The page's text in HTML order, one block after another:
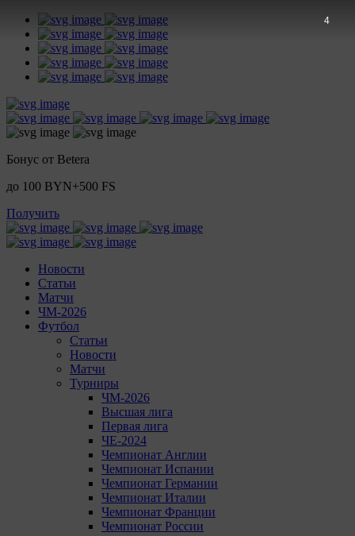
Бонус от Betera
до 100 BYN+500 FS
Получить
Новости
Статьи
Матчи
ЧМ-2026
Футбол
Статьи
Новости
Матчи
Турниры
ЧМ-2026
Высшая лига
Первая лига
ЧЕ-2024
Чемпионат Англии
Чемпионат Испании
Чемпионат Германии
Чемпионат Италии
Чемпионат Франции
Чемпионат России
4